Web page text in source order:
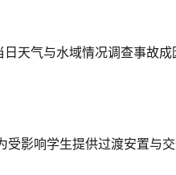
天气与水域情况调查事故成
受影响学生提供过渡安置与